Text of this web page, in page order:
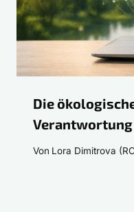
Die
Verantwortung
Von Lora Dimitrova